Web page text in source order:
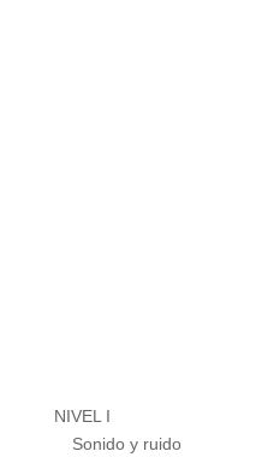
NIVEL I
Sonido y ruido